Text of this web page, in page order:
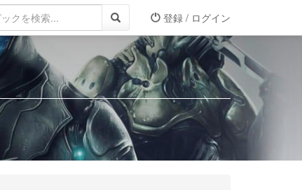
登録 / ログイン